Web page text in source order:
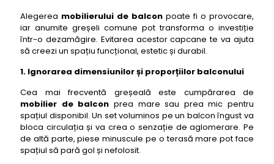
Alegerea mobilierului de balcon poate fi o provocare,
iar anumite greșeli comune pot transforma o investiție
într-o dezamăgire. Evitarea acestor capcane te va ajuta
să creezi un spațiu funcțional, estetic și durabil.
1. Ignorarea dimensiunilor și proporțiilor balconului
Cea mai frecventă greșeală este cumpărarea de
mobilier de balcon prea mare sau prea mic pentru
spațiul disponibil. Un set voluminos pe un balcon îngust va
bloca circulația și va crea o senzație de aglomerare. Pe
de altă parte, piese minuscule pe o terasă mare pot face
spațiul să pară gol și nefolosit.